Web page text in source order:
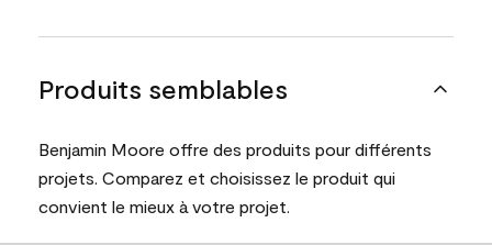
Produits semblables
Benjamin Moore offre des produits pour différents
projets. Comparez et choisissez le produit qui
convient le mieux à votre projet.